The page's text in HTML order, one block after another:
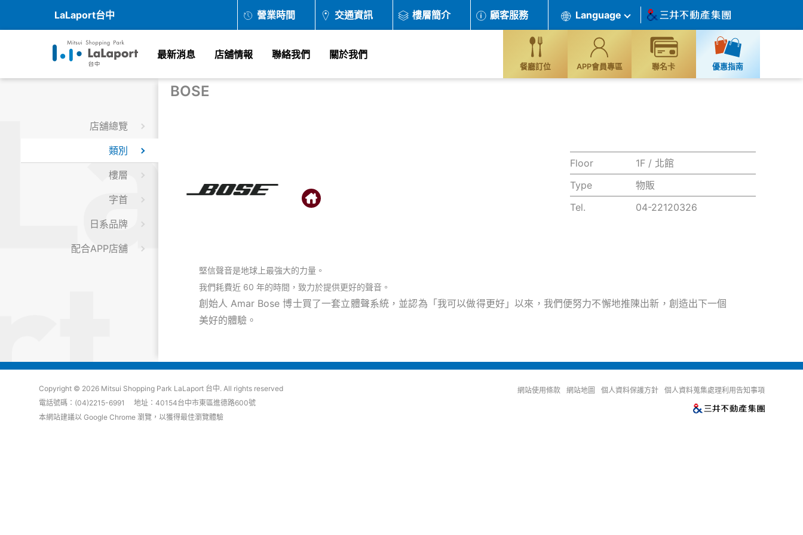
LaLaport台中 營業時間 交通資訊 樓層簡介 顧客服務 Language
最新消息 店舖情報 聯絡我們 關於我們
餐廳訂位 APP會員專區 聯名卡 優惠指南
店舖總覽
類別
樓層
字首
日系品牌
配合APP店舖
BOSE
堅信聲音是地球上最強大的力量。
我們耗費近 60 年的時間，致力於提供更好的聲音。
創始人 Amar Bose 博士買了一套立體聲系統，並認為「我可以做得更好」以來，我們便努力不懈地推陳出新，創造出下一個
美好的體驗。
Floor
1F / 北館
Type
物販
Tel.
04-22120326
Copyright © 2026 Mitsui Shopping Park LaLaport 台中. All rights reserved
電話號碼：(04)2215-6991 地址：40154台中市東區進德路600號
本網站建議以 Google Chrome 瀏覽，以獲得最佳瀏覽體驗
網站使用條款 網站地圖 個人資料保護方針 個人資料蒐集處理利用告知事項